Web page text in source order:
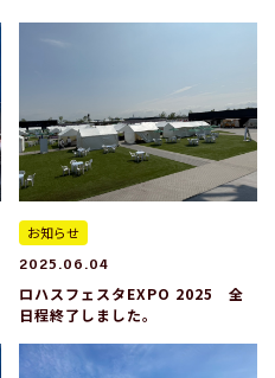
お知らせ
2025.06.04
ロハスフェスタEXPO 2025 全
日程終了しました。